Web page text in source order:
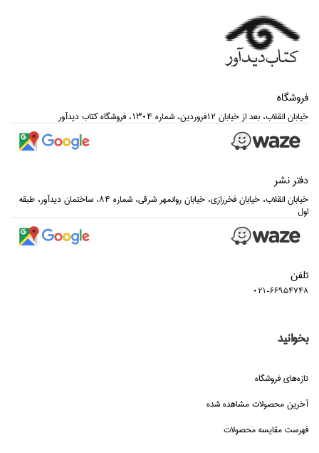
فروشگاه
خيابان انقلاب، بعد از خيابان 12فروردين، شماره 1304، فروشگاه كتاب ديدآور
دفتر نشر
خيابان انقلاب، خيابان فخررازي، خيابان روانمهر شرقي، شماره 84، ساختمان ديدآور، طبقه
اول
تلفن
021-66954748
بخوانید
تازه‌هاي فروشگاه
آخرین محصولات مشاهده شده
فهرست مقایسه محصولات